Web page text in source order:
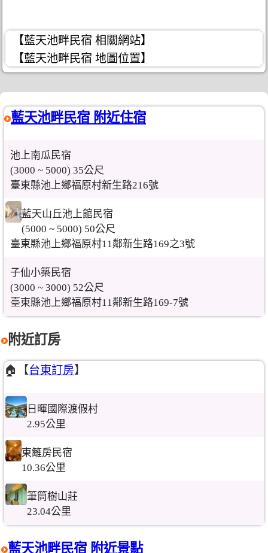
【藍天池畔民宿 相關網站】
【藍天池畔民宿 地圖位置】
藍天池畔民宿 附近住宿
池上南瓜民宿
(3000 ~ 5000) 35公尺
臺東縣池上鄉福原村新生路216號
藍天山丘池上館民宿
(5000 ~ 5000) 50公尺
臺東縣池上鄉福原村11鄰新生路169之3號
子仙小築民宿
(3000 ~ 3000) 52公尺
臺東縣池上鄉福原村11鄰新生路169-7號
附近訂房
🏠【台東訂房】
日暉國際渡假村
2.95公里
東籬房民宿
10.36公里
筆筒樹山莊
23.04公里
藍天池畔民宿 附近景點